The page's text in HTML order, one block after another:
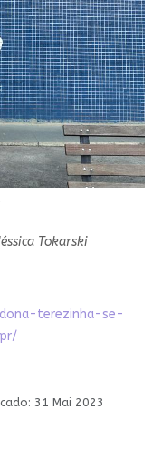
Tokarski
terezinha-se-
31 Mai 2023